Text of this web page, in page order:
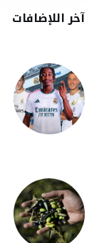
آخر اللإضافات